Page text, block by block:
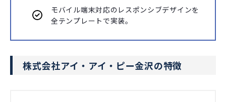
モバイル端末対応のレスポンシブデザインを
全テンプレートで実装。
株式会社アイ・アイ・ピー金沢の特徴